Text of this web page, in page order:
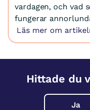
vardagen, och vad
fungerar
Läs mer om
Hittade du
Ja